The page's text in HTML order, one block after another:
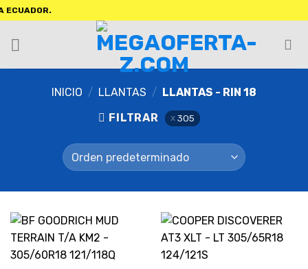
INICIO / LLANTAS / LLANTAS - RIN 18
FILTRAR
305